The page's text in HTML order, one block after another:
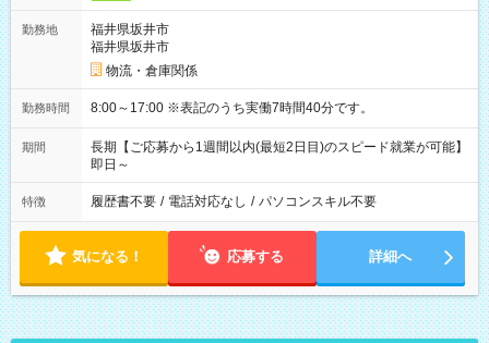
勤務地
福井県坂井市
福井県坂井市
物流・倉庫関係
勤務時間 8:00～17:00 ※表記のうち実働7時間40分です。
期間
長期【ご応募から1週間以内(最短2日目)のスピード就業が可能】
即日～
特徴 履歴書不要 / 電話対応なし / パソコンスキル不要
気になる！ 応募する 詳細へ